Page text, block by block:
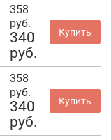
358
руб.
340
руб.
Купить
358
руб.
340
руб.
Купить